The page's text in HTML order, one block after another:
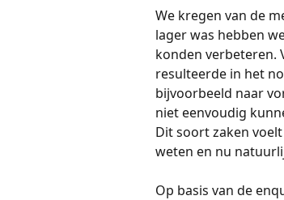
We kregen van de
lager was hebben
konden verbeteren.
resulteerde in het
bijvoorbeeld naar
niet eenvoudig
Dit soort zaken
weten en nu
Op basis van de